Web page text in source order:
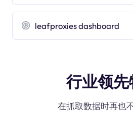
leafproxies dashboard
行业领先
在抓取数据时再也